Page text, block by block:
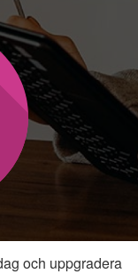
och uppgradera